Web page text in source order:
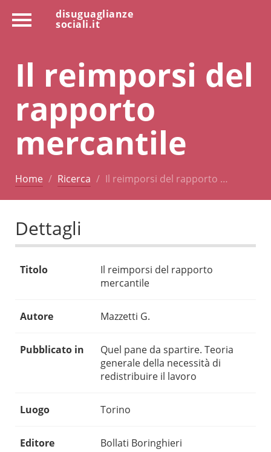
disuguaglianze
sociali.it
Il reimporsi del
rapporto
mercantile
Home Ricerca Il reimporsi del rapporto …
Dettagli
Titolo
Il reimporsi del rapporto
mercantile
Autore Mazzetti G.
Pubblicato in
Quel pane da spartire. Teoria
generale della necessità di
redistribuire il lavoro
Luogo Torino
Editore Bollati Boringhieri